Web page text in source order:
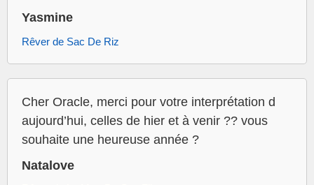
Yasmine
Rêver de Sac De Riz
Cher Oracle, merci pour votre interprétation d
aujourd’hui, celles de hier et à venir ?? vous
souhaite une heureuse année ?
Natalove